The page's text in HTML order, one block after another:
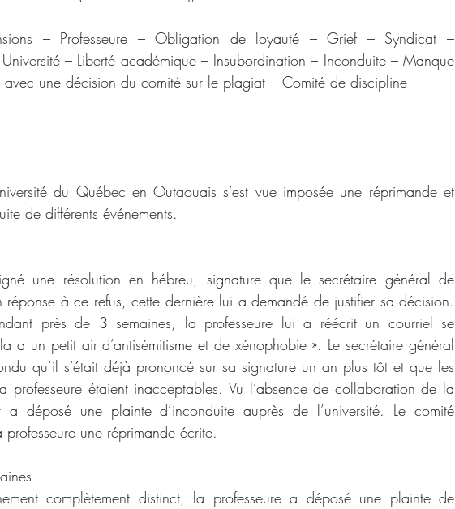
– Professeure – Obligation de loyauté – Grief – Syndicat –
– Liberté académique – Insubordination – Inconduite – Manque
une décision du comité sur le plagiat – Comité de discipline
du Québec en Outaouais s’est vue imposée une réprimande et
de différents événements.
une résolution en hébreu, signature que le secrétaire général de
réponse à ce refus, cette dernière lui a demandé de justifier sa décision.
près de 3 semaines, la professeure lui a réécrit un courriel se
a un petit air d’antisémitisme et de xénophobie ». Le secrétaire général
qu’il s’était déjà prononcé sur sa signature un an plus tôt et que les
professeure étaient inacceptables. Vu l’absence de collaboration de la
a déposé une plainte d’inconduite auprès de l’université. Le comité
une réprimande écrite.
complètement distinct, la professeure a déposé une plainte de